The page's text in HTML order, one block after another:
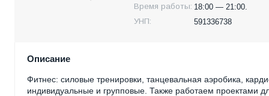
Время работы: 18:00 — 21:00.
УНП:
591336738
Описание
Фитнес: силовые тренировки, танцевальная аэробика,
индивидуальные и групповые. Также работаем проектами